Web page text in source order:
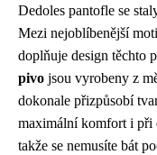
Dedoles pantofle se
Mezi nejoblíbenější
doplňuje design těchto
pivo jsou vyrobeny z
dokonale přizpůsobí
maximální komfort i při
takže se nemusíte bát